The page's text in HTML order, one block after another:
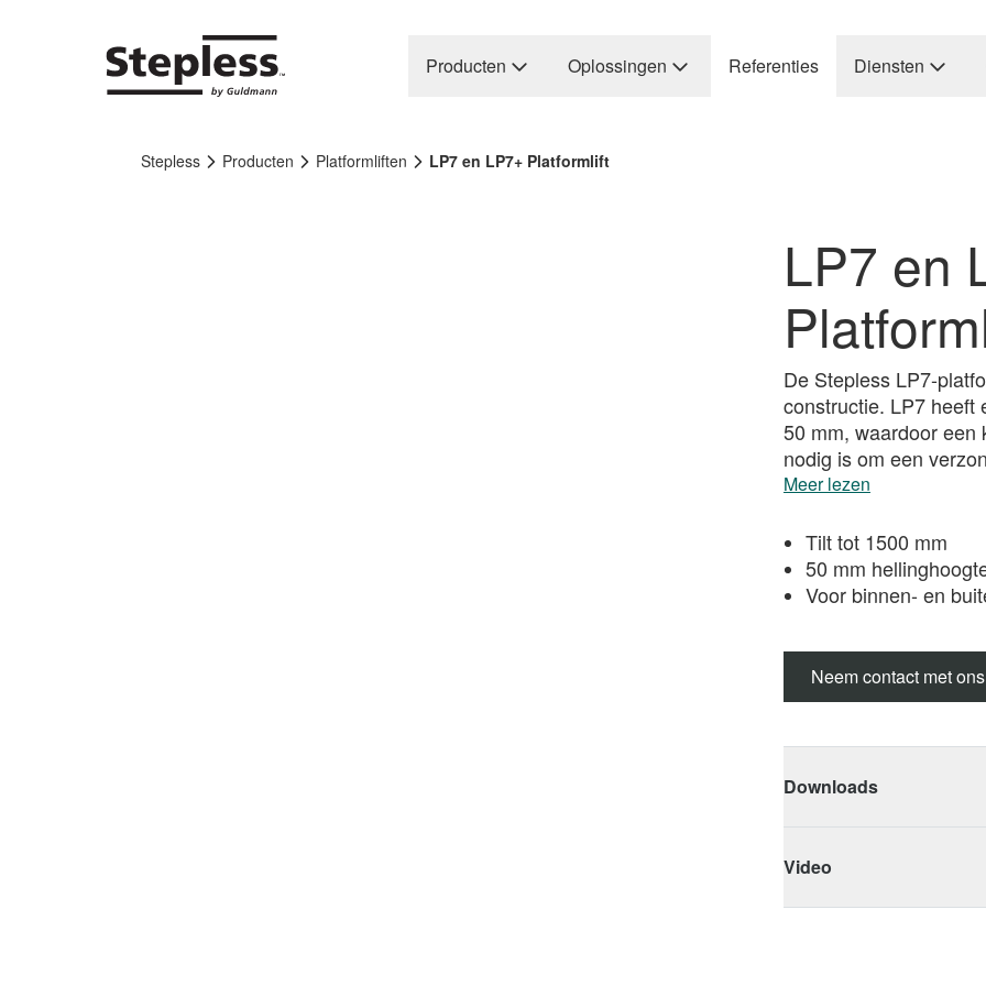
Producten Oplossingen Referenties Diensten
Stepless Producten Platformliften LP7 en LP7+ Platformlift
LP7 en
De Stepless LP7-
constructie. LP7 heeft
50 mm, waardoor een
nodig is om een
Meer lezen
Tilt tot 1500 mm
50 mm
Voor binnen- en
Neem contact met
Downloads
Video